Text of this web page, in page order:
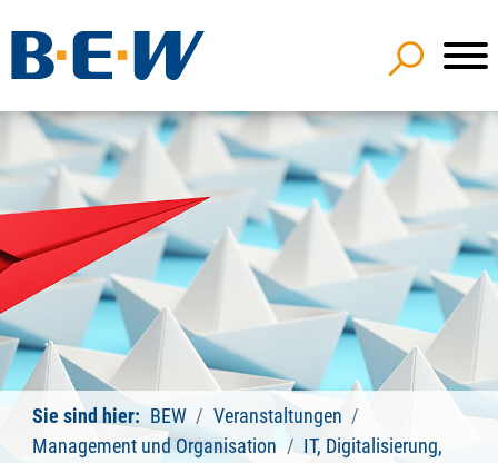
Sie sind hier: BEW
Veranstaltungen
Management und Organisation
IT, Digitalisierung,